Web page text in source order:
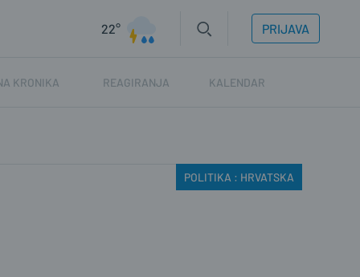
22° PRIJAVA
KRONIKA REAGIRANJA KALENDAR
POLITIKA : HRVATSKA